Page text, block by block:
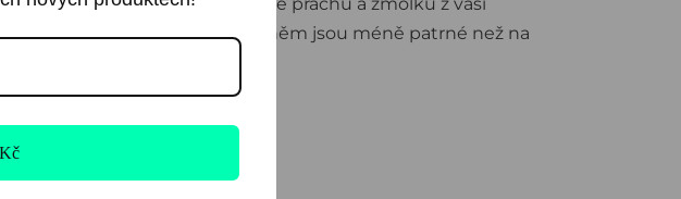
domácnosti a nečistoty na něm jsou méně patrné než na
Sdílet